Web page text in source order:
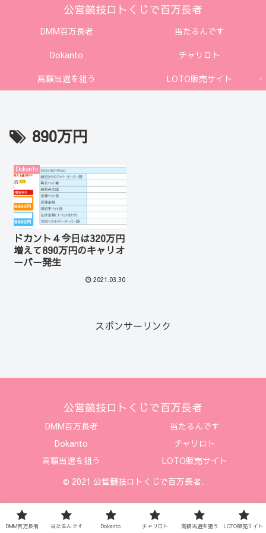
公営競技ロトくじで百万長者
DMM百万長者
当たるんです
Dokanto
チャリロト
高額当選を狙う
LOTO販売サイト
890万円
Dokanto
ドカント４今日は320万円
増えて890万円のキャリオ
ーバー発生
2021.03.30
スポンサーリンク
公営競技ロトくじで百万長者
DMM百万長者
当たるんです
Dokanto
チャリロト
高額当選を狙う
LOTO販売サイト
© 2021 公営競技ロトくじで百万長者.
DMM百万長者 当たるんです Dokanto チャリロト 高額当選を狙う LOTO販売サイト